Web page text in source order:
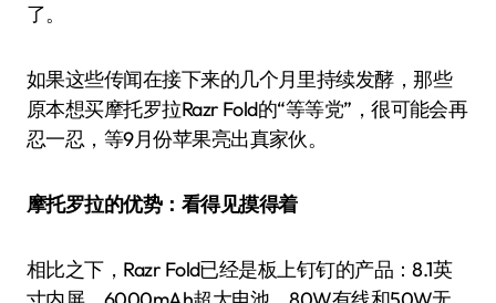
了。
如果这些传闻在接下来的几个月里持续发酵，那些
原本想买摩托罗拉Razr Fold的“等等党”，很可能会再
忍一忍，等9月份苹果亮出真家伙。
摩托罗拉的优势：看得见摸得着
相比之下，Razr Fold已经是板上钉钉的产品：8.1英